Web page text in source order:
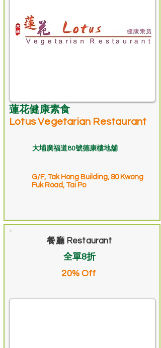
蓮花健康素食
Lotus Vegetarian Restaurant
大埔廣福道80號德康樓地舖
G/F, Tak Hong Building, 80 Kwong
Fuk Road, Tai Po
餐廳 Restaurant
全單8折
20% Off